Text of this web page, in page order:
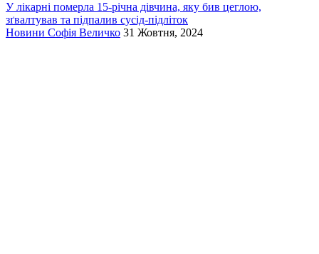
У лікарні померла 15-річна дівчина, яку бив цеглою,
зґвалтував та підпалив сусід-підліток
Новини Софія Величко 31 Жовтня, 2024